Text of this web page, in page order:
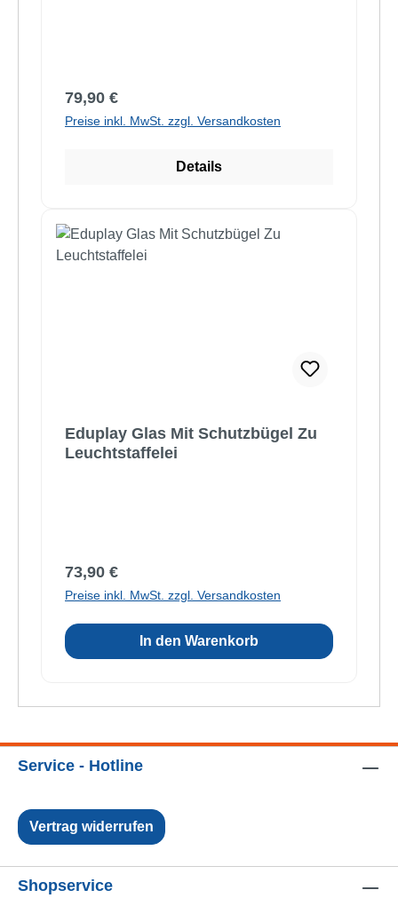
Regulärer Preis:
79,90 €
Preise inkl. MwSt. zzgl. Versandkosten
Details
Eduplay Glas Mit Schutzbügel Zu
Leuchtstaffelei
Regulärer Preis:
73,90 €
Preise inkl. MwSt. zzgl. Versandkosten
In den Warenkorb
Service - Hotline
Vertrag widerrufen
Shopservice